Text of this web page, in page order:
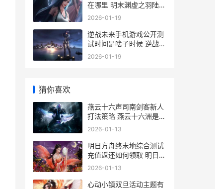
在哪里 明末渊虚之羽陆红
柳怎么打
2026-01-19
逆战未来手机游戏公开测
试时间是啥子时候 逆战未
来秘境怎么获得
2026-01-19
猜你喜欢
燕云十六声司南剑客新人
打法策略 燕云十六洲是哪
里
2026-01-13
明日方舟终末地综合测试
充值返还如何领取 明日方
舟终末地测试资格
2026-01-13
心动小镇双旦活动主题有